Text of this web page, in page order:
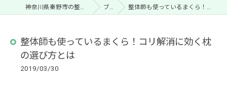
神奈川県秦野市の整体ならみらい堂整体院 ブログ 整体師も使っているまくら！コリ解消に効く枕の選び方とは
整体師も使っているまくら！コリ解消に効く枕
の選び方とは
2019/03/30